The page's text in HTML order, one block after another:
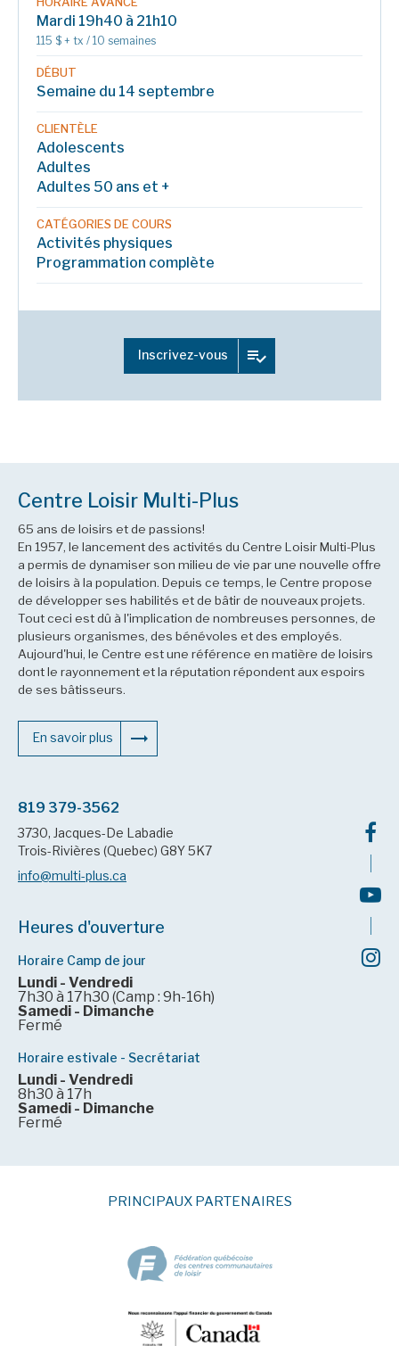
Mardi 19h40 à 21h10
115 $ + tx / 10 semaines
DÉBUT
Semaine du 14 septembre
CLIENTÈLE
Adolescents
Adultes
Adultes 50 ans et +
CATÉGORIES DE COURS
Activités physiques
Programmation complète
Inscrivez-vous
Centre Loisir Multi-Plus
65 ans de loisirs et de passions!
En 1957, le lancement des activités du Centre Loisir Multi-Plus
a permis de dynamiser son milieu de vie par une nouvelle offre
de loisirs à la population. Depuis ce temps, le Centre propose
de développer ses habilités et de bâtir de nouveaux projets.
Tout ceci est dû à l'implication de nombreuses personnes, de
plusieurs organismes, des bénévoles et des employés.
Aujourd'hui, le Centre est une référence en matière de loisirs
dont le rayonnement et la réputation répondent aux espoirs
de ses bâtisseurs.
En savoir plus
819 379-3562
3730, Jacques-De Labadie
Trois-Rivières (Quebec) G8Y 5K7
info@multi-plus.ca
Heures d'ouverture
Horaire Camp de jour
Lundi - Vendredi
7h30 à 17h30 (Camp : 9h-16h)
Samedi - Dimanche
Fermé
Horaire estivale - Secrétariat
Lundi - Vendredi
8h30 à 17h
Samedi - Dimanche
Fermé
PRINCIPAUX PARTENAIRES